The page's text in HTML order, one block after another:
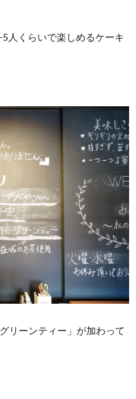
人くらいで楽しめるケーキ
リーンティー」が加わって